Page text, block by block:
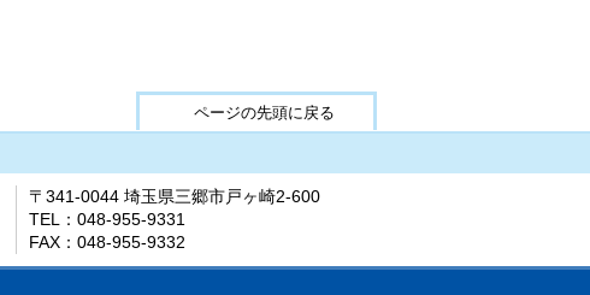
ページの先頭に戻る
〒341-0044 埼玉県三郷市戸ヶ崎2-600
TEL：048-955-9331
FAX：048-955-9332